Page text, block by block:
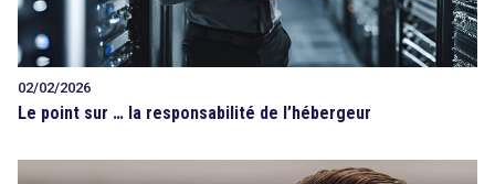
02/02/2026
Le point sur … la responsabilité de l’hébergeur